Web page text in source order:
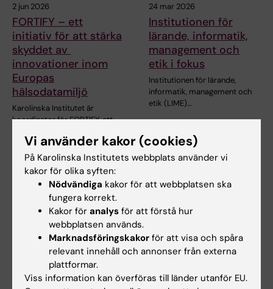
2 jun 2026
FORTIFY – ett
initiativ för att stärka
skyddet av
innovationer inom
Europas
hälsodatamiljö
Karolinska Institutet är
koordinator för FORTIFY, ett
24 mar 2026
Institutionen för
lärande, informatik,
management och
etik i fokus
Institutionen för lärande,
informatik, management och
etik (LIME)…
9 feb 2026
AI-assistenten Sundi
27 nov 2023
KI deltar i Vinnova-
Vi använder kakor (cookies)
På Karolinska Institutets webbplats använder vi
kakor för olika syften:
Nödvändiga kakor för att webbplatsen ska
fungera korrekt.
Kakor för analys för att förstå hur
webbplatsen används.
Marknadsföringskakor för att visa och spåra
relevant innehåll och annonser från externa
plattformar.
Viss information kan överföras till länder utanför EU.